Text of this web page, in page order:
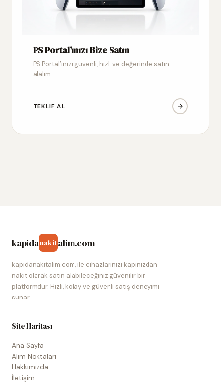
PS Portal’ınızı Bize Satın
PS Portal’ınızı güvenli, hızlı ve değerinde satın
alalım
TEKLIF AL
kapidanakitalim.com
kapidanakitalim.com, ile cihazlarınızı kapınızdan
nakit olarak satın alabileceğiniz güvenilir bir
platformdur. Hızlı, kolay ve güvenli satış deneyimi
sunar.
Site Haritası
Ana Sayfa
Alım Noktaları
Hakkımızda
İletişim